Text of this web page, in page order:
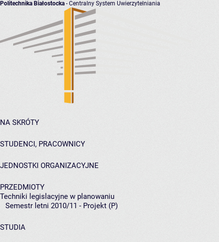
Politechnika Białostocka - Centralny System Uwierzytelniania
NA SKRÓTY
STUDENCI, PRACOWNICY
JEDNOSTKI ORGANIZACYJNE
PRZEDMIOTY
Techniki legislacyjne w planowaniu
Semestr letni 2010/11 - Projekt (P)
STUDIA